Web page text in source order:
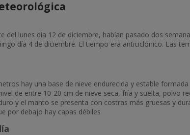
del lunes día 12 de diciembre, habían pasado dos
día 4 de diciembre. El tiempo era anticiclónico. Las
hay una base de nieve endurecida y estable
de entre 10-20 cm de nieve seca, fría y suelta, polvo
y el manto se presenta con costras más gruesas y
por debajo hay capas débiles